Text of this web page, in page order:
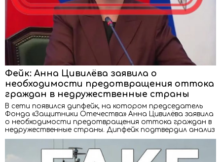
Фейк: Анна Цивилёва заявила о
необходимости предотвращения оттока
граждан в недружественные страны
В сети появился дипфейк, на котором председатель
Фонда «Защитники Отечества» Анна Цивилёва заявила
о необходимости предотвращения оттока граждан в
недружественные страны. Дипфейк подтвердил анализ